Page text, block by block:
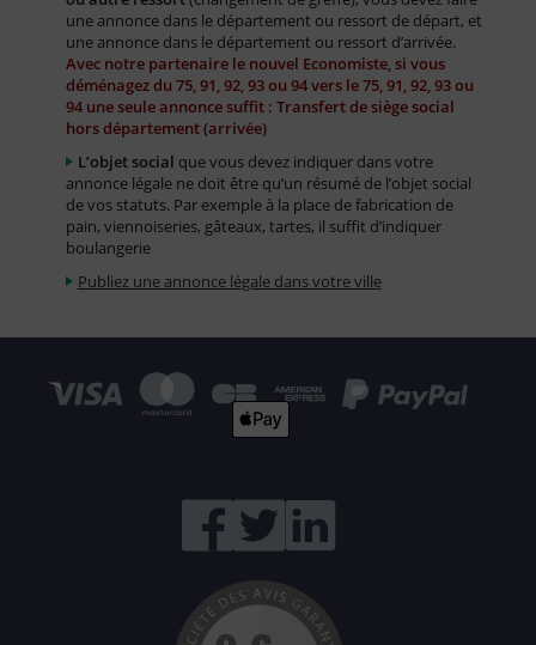
une annonce dans le département ou ressort de départ, et
une annonce dans le département ou ressort d’arrivée.
Avec notre partenaire le nouvel Economiste, si vous
déménagez du 75, 91, 92, 93 ou 94 vers le 75, 91, 92, 93 ou
94 une seule annonce suffit : Transfert de siège social
hors département (arrivée)
L’objet social que vous devez indiquer dans votre
annonce légale ne doit être qu’un résumé de l’objet social
de vos statuts. Par exemple à la place de fabrication de
pain, viennoiseries, gâteaux, tartes, il suffit d’indiquer
boulangerie
Publiez une annonce légale dans votre ville